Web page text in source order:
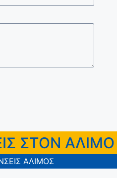
ΣΤΟΝ ΑΛΙΜΟ
ΑΛΙΜΟΣ